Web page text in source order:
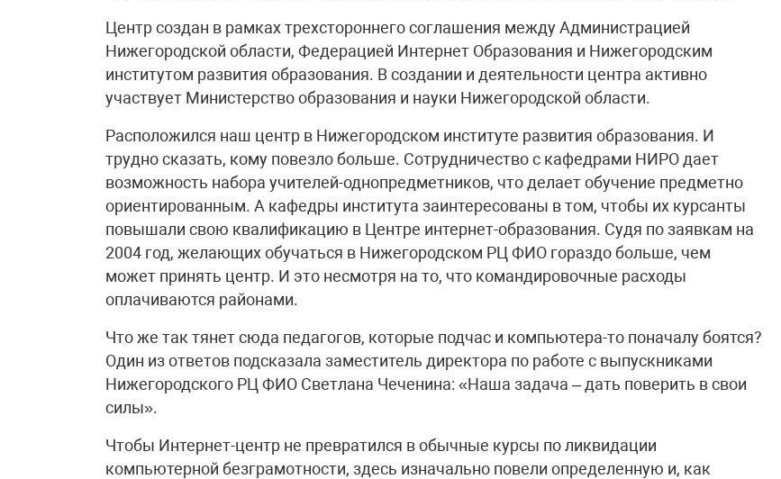
Центр создан в рамках трехстороннего соглашения между Администрацией
Нижегородской области, Федерацией Интернет Образования и Нижегородским
институтом развития образования. В создании и деятельности центра активно
участвует Министерство образования и науки Нижегородской области.
Расположился наш центр в Нижегородском институте развития образования. И
трудно сказать, кому повезло больше. Сотрудничество с кафедрами НИРО дает
возможность набора учителей-однопредметников, что делает обучение предметно
ориентированным. А кафедры института заинтересованы в том, чтобы их курсанты
повышали свою квалификацию в Центре интернет-образования. Судя по заявкам на
2004 год, желающих обучаться в Нижегородском РЦ ФИО гораздо больше, чем
может принять центр. И это несмотря на то, что командировочные расходы
оплачиваются районами.
Что же так тянет сюда педагогов, которые подчас и компьютера-то поначалу боятся?
Один из ответов подсказала заместитель директора по работе с выпускниками
Нижегородского РЦ ФИО Светлана Чеченина: «Наша задача – дать поверить в свои
силы».
Чтобы Интернет-центр не превратился в обычные курсы по ликвидации
компьютерной безграмотности, здесь изначально повели определенную и, как